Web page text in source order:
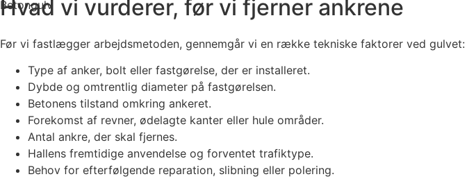
Hvad vi vurderer, før vi fjerner ankrene
Før vi fastlægger arbejdsmetoden, gennemgår vi en række tekniske faktorer ved gulvet:
Type af anker, bolt eller fastgørelse, der er installeret.
Dybde og omtrentlig diameter på fastgørelsen.
Betonens tilstand omkring ankeret.
Forekomst af revner, ødelagte kanter eller hule områder.
Antal ankre, der skal fjernes.
Hallens fremtidige anvendelse og forventet trafiktype.
Behov for efterfølgende reparation, slibning eller polering.